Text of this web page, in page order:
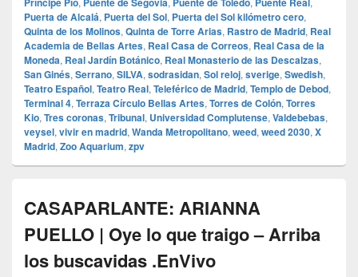
Puerta de Alcalá, Puerta del Sol, Puerta del Sol kilómetro cero,
Quinta de los Molinos, Quinta de Torre Arias, Rastro de Madrid, Real
Academia de Bellas Artes, Real Casa de Correos, Real Casa de la
Moneda, Real Jardín Botánico, Real Monasterio de las Descalzas,
San Ginés, Serrano, SILVA, sodrasidan, Sol reloj, sverige, Swedish,
Teatro Español, Teatro Real, Teleférico de Madrid, Templo de Debod,
Terminal 4, Terraza Círculo Bellas Artes, Torres de Colón, Torres
Kio, Tres coronas, Tribunal, Universidad Complutense, Valdebebas,
veysel, vivir en madrid, Wanda Metropolitano, weed, weed 2030, X
Madrid, Zoo Aquarium, zpv
CASAPARLANTE: ARIANNA
PUELLO | Oye lo que traigo – Arriba
los buscavidas .EnVivo